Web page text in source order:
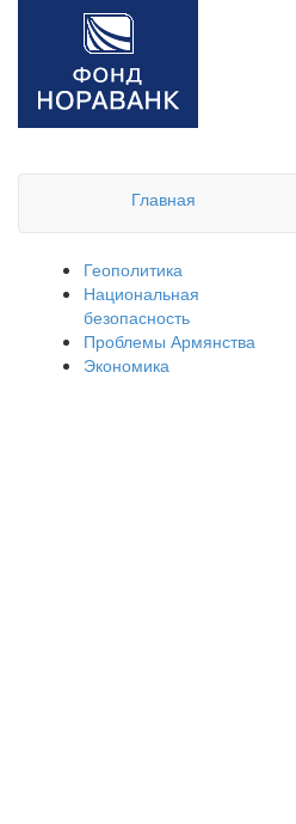
Главная
Геополитика
Национальная
безопасность
Проблемы Армянства
Экономика